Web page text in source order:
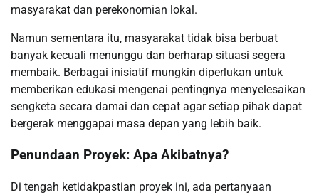
masyarakat dan perekonomian lokal.
Namun sementara itu, masyarakat tidak bisa berbuat
banyak kecuali menunggu dan berharap situasi segera
membaik. Berbagai inisiatif mungkin diperlukan untuk
memberikan edukasi mengenai pentingnya menyelesaikan
sengketa secara damai dan cepat agar setiap pihak dapat
bergerak menggapai masa depan yang lebih baik.
Penundaan Proyek: Apa Akibatnya?
Di tengah ketidakpastian proyek ini, ada pertanyaan